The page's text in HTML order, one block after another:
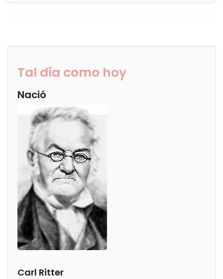
Tal día como hoy
Nació
Carl Ritter